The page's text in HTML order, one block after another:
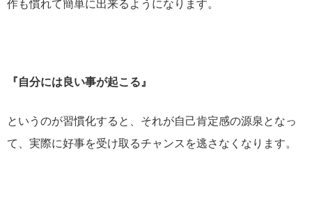
作も慣れて簡単に出来るようになります。
『自分には良い事が起こる』
というのが習慣化すると、それが自己肯定感の源泉となっ
て、実際に好事を受け取るチャンスを逃さなくなります。